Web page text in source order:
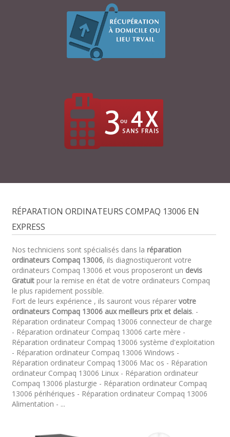
RÉPARATION ORDINATEURS COMPAQ 13006 EN
EXPRESS
Nos techniciens sont spécialisés dans la réparation
ordinateurs Compaq 13006, ils diagnostiqueront votre
ordinateurs Compaq 13006 et vous proposeront un devis
Gratuitpour la remise en état de votre ordinateurs Compaq
le plus rapidement possible.
Fort de leurs expérience , ils sauront vous réparer votre
ordinateurs Compaq 13006 aux meilleurs prix et delais. -
Réparation ordinateur Compaq 13006 connecteur de charge
- Réparation ordinateur Compaq 13006 carte mère -
Réparation ordinateur Compaq 13006 système d'exploitation
- Réparation ordinateur Compaq 13006 Windows -
Réparation ordinateur Compaq 13006 Mac os - Réparation
ordinateur Compaq 13006 Linux - Réparation ordinateur
Compaq 13006 plasturgie - Réparation ordinateur Compaq
13006 périhériques - Réparation ordinateur Compaq 13006
Alimentation - ...